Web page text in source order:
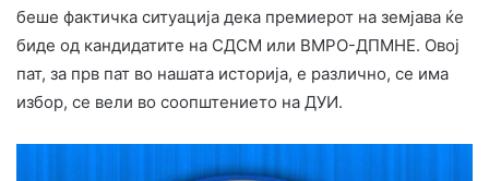
беше фактичка ситуација дека премиерот на земјава ќе
биде од кандидатите на СДСМ или ВМРО-ДПМНЕ. Овој
пат, за прв пат во нашата историја, е различно, се има
избор, се вели во соопштението на ДУИ.